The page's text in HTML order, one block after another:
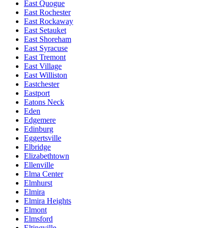
East Quogue
East Rochester
East Rockaway
East Setauket
East Shoreham
East Syracuse
East Tremont
East Village
East Williston
Eastchester
Eastport
Eatons Neck
Eden
Edgemere
Edinburg
Eggertsville
Elbridge
Elizabethtown
Ellenville
Elma Center
Elmhurst
Elmira
Elmira Heights
Elmont
Elmsford